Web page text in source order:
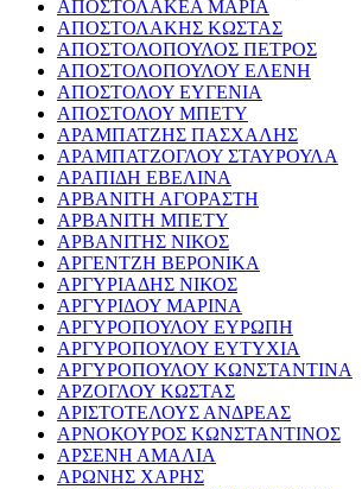
ΑΠΟΣΤΟΛΑΚΕΑ ΜΑΡΙΑ
ΑΠΟΣΤΟΛΑΚΗΣ ΚΩΣΤΑΣ
ΑΠΟΣΤΟΛΟΠΟΥΛΟΣ ΠΕΤΡΟΣ
ΑΠΟΣΤΟΛΟΠΟΥΛΟΥ ΕΛΕΝΗ
ΑΠΟΣΤΟΛΟΥ ΕΥΓΕΝΙΑ
ΑΠΟΣΤΟΛΟΥ ΜΠΕΤΥ
ΑΡΑΜΠΑΤΖΗΣ ΠΑΣΧΑΛΗΣ
ΑΡΑΜΠΑΤΖΟΓΛΟΥ ΣΤΑΥΡΟΥΛΑ
ΑΡΑΠΙΔΗ ΕΒΕΛΙΝΑ
ΑΡΒΑΝΙΤΗ ΑΓΟΡΑΣΤΗ
ΑΡΒΑΝΙΤΗ ΜΠΕΤΥ
ΑΡΒΑΝΙΤΗΣ ΝΙΚΟΣ
ΑΡΓΕΝΤΖΗ ΒΕΡΟΝΙΚΑ
ΑΡΓΥΡΙΑΔΗΣ ΝΙΚΟΣ
ΑΡΓΥΡΙΔΟΥ ΜΑΡΙΝΑ
ΑΡΓΥΡΟΠΟΥΛΟΥ ΕΥΡΩΠΗ
ΑΡΓΥΡΟΠΟΥΛΟΥ ΕΥΤΥΧΙΑ
ΑΡΓΥΡΟΠΟΥΛΟΥ ΚΩΝΣΤΑΝΤΙΝΑ
ΑΡΖΟΓΛΟΥ ΚΩΣΤΑΣ
ΑΡΙΣΤΟΤΕΛΟΥΣ ΑΝΔΡΕΑΣ
ΑΡΝΟΚΟΥΡΟΣ ΚΩΝΣΤΑΝΤΙΝΟΣ
ΑΡΣΕΝΗ ΑΜΑΛΙΑ
ΑΡΩΝΗΣ ΧΑΡΗΣ